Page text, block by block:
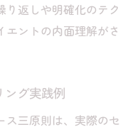
返しや明確化のテク
ントの内面理解がさ
ング実践例
ス三原則は、実際のセ